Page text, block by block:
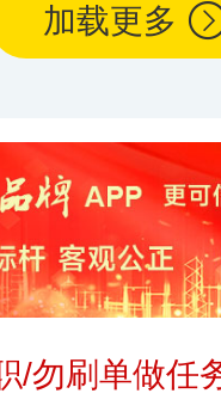
加载更多
/勿刷单做任